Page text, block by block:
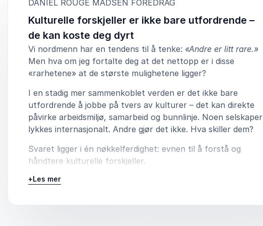
DANIEL ROUGE MADSEN FOREDRAG
Kulturelle forskjeller er ikke bare utfordrende –
de kan koste deg dyrt
Vi nordmenn har en tendens til å tenke: «Andre er litt rare.»
Men hva om jeg fortalte deg at det nettopp er i disse
«rarhetene» at de største mulighetene ligger?
I en stadig mer sammenkoblet verden er det ikke bare
utfordrende å jobbe på tvers av kulturer – det kan direkte
påvirke arbeidsmiljø, samarbeid og bunnlinje. Noen selskaper
lykkes internasjonalt. Andre gjør det ikke. Hva skiller dem?
Svaret ligger i én nøkkelferdighet: evnen til å forstå og
håndtere kulturelle forskjeller.
Daniel Rougè Madsen åpner døren til de usynlige
på tvers av landegrenser. Han avslører de kulturelle
+Les mer